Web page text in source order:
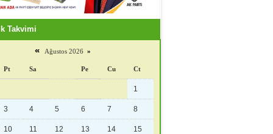
Takvimi
« Ağustos 2026 »
Pt Sa Pe Cu Ct
1
3 4 5 6 7 8
10 11 12 13 14 15